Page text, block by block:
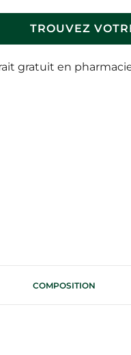
TROUVEZ
gratuit en
COMPOSITION